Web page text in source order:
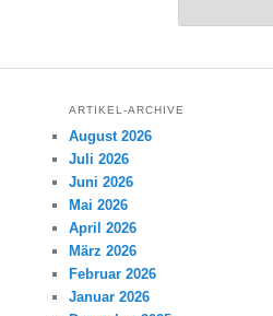
ARTIKEL-ARCHIVE
August 2026
Juli 2026
Juni 2026
Mai 2026
April 2026
März 2026
Februar 2026
Januar 2026